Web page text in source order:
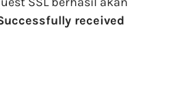
received